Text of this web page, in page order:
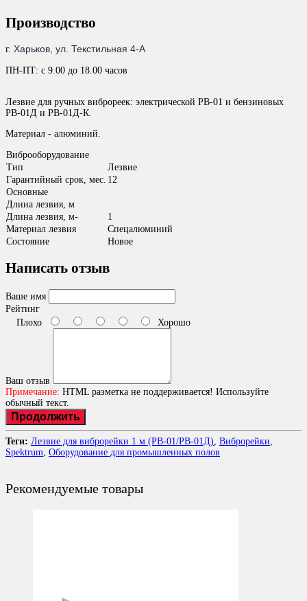
Производство
г. Харьков, ул. Текстильная 4-А
ПН-ПТ: с 9.00 до 18.00 часов
Лезвие для ручных виброреек: электрической РВ-01 и бензиновых
РВ-01Д и РВ-01Д-К.
Материал - алюминий.
Виброоборудование
Тип
Лезвие
Гарантийный срок, мес. 12
Основные
Длина лезвия, м
Длина лезвия, м-
1
Материал лезвия
Спецалюминий
Состояние
Новое
Написать отзыв
Ваше имя
Рейтинг
Плохо
Хорошо
Ваш отзыв
Примечание: HTML разметка не поддерживается! Используйте
обычный текст.
Продолжить
Теги: Лезвие для виброрейки 1 м (РВ-01/РВ-01Д) Виброрейки
Spektrum Оборудование для промышленных полов
Рекомендуемые товары